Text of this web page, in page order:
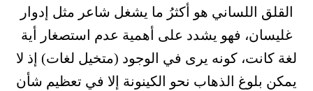
القلق اللساني هو أكثرُ ما يشغل شاعر مثل إدوار
غليسان، فهو يشدد على أهمية عدم استصغار أية
لغة كانت، كونه يرى في الوجود (متخيل لغات) إذ لا
يمكن بلوغ الذهاب نحو الكينونة إلا في تعظيم شأن